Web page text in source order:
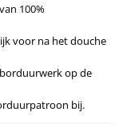
100%
voor na het douche
op de
bij.